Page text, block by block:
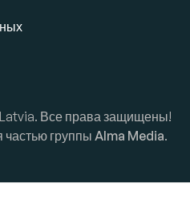
Все права защищены!
частью группы Alma Media.